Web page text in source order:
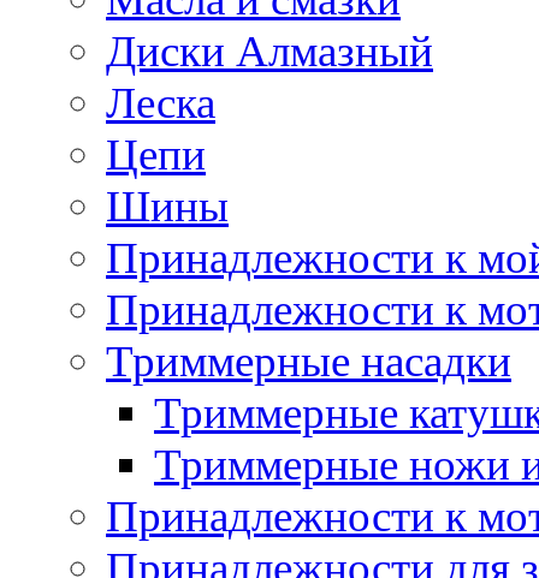
Диски Алмазный
Леска
Цепи
Шины
Принадлежности к
Принадлежности к
Триммерные насадки
Триммерные
Триммерные ножи
Принадлежности к
Принадлежности для